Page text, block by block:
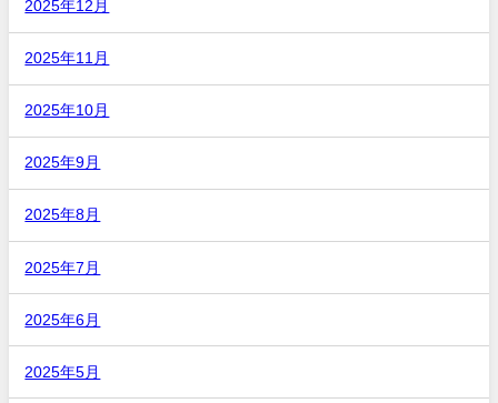
2025年12月
2025年11月
2025年10月
2025年9月
2025年8月
2025年7月
2025年6月
2025年5月